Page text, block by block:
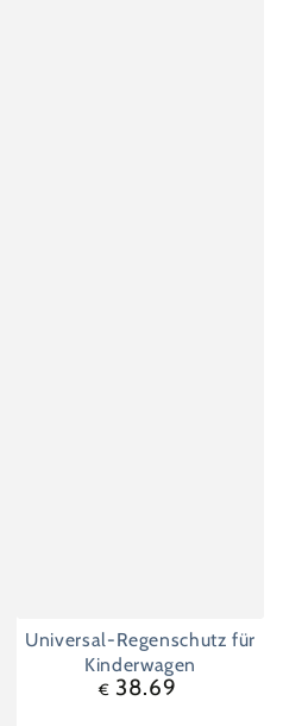
Universal-Regenschutz für
Kinderwagen
Regulärer
€ 38.69